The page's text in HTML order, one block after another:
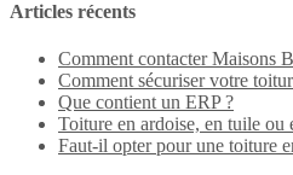
Articles récents
Comment contacter Maisons
Comment sécuriser votre
Que contient un ERP ?
Toiture en ardoise, en tuile
Faut-il opter pour une toiture